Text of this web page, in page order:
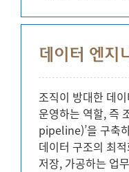
데이터 엔지
조직이 방대한 데
운영하는 역할, 즉
pipeline)’을 구축
데이터 구조의 최
저장, 가공하는 업